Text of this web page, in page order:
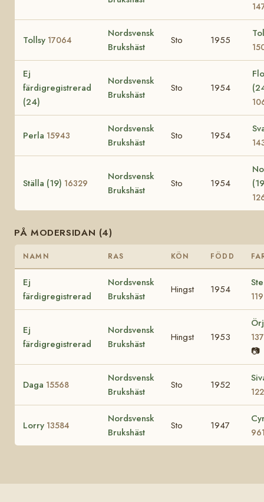
Tollsy 17064
Nordsvensk
Brukshäst
Sto 1955
Ej
färdigregistrerad
(24)
Nordsvensk
Brukshäst
Sto 1954
Perla 15943
Nordsvensk
Brukshäst
Sto 1954
Ställa (19) 16329
Nordsvensk
Brukshäst
Sto 1954
PÅ MODERSIDAN (4)
NAMN RAS KÖN FÖDD
Ej
färdigregistrerad
Nordsvensk
Brukshäst
Hingst 1954
Ej
färdigregistrerad
Nordsvensk
Brukshäst
Hingst 1953
📷
Daga 15568
Nordsvensk
Brukshäst
Sto 1952
Lorry 13584
Nordsvensk
Brukshäst
Sto 1947